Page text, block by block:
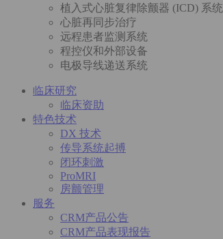
植入式心脏复律除颤器 (ICD) 系统
心脏再同步治疗
远程患者监测系统
程控仪和外部设备
电极导线递送系统
临床研究
临床资助
特色技术
DX 技术
传导系统起搏
闭环刺激
ProMRI
房颤管理
服务
CRM产品公告
CRM产品表现报告